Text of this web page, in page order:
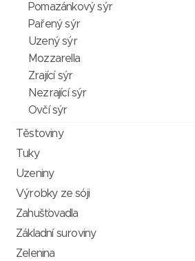
Pomazánkový sýr
Pařený sýr
Uzený sýr
Mozzarella
Zrající sýr
Nezrající sýr
Ovčí sýr
Těstoviny
Tuky
Uzeniny
Výrobky ze sóji
Zahušťovadla
Základní suroviny
Zelenina